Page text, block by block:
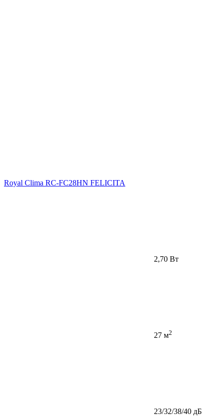
Royal Clima RC-FC28HN FELICITA
2,70 Вт
27 м2
23/32/38/40 дБ